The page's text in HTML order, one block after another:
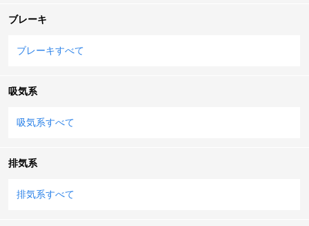
ブレーキ
ブレーキすべて
吸気系
吸気系すべて
排気系
排気系すべて